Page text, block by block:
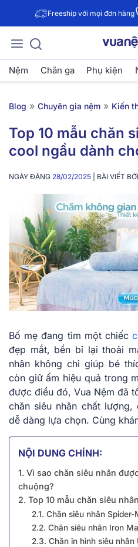
Freeship với mọi đơn hàng
Nệm Chăn ga Phụ kiện
Blog » Chuyên gia nệm » Kiến
Top 10 mẫu chăn
cool ngầu dành
NGÀY ĐĂNG 28/02/2025 | BÀI VIẾT
Bố mẹ đang tìm một chiếc
đẹp mắt, bền bỉ lại thoải
nhân không chỉ giúp bé
còn giữ ấm hiệu quả trong
được điều đó, Vua Nệm đã
chăn siêu nhân chất
dễ dàng lựa chọn. Cùng
NỘI DUNG CHÍNH:
1. Vì sao chăn siêu nhân
chuộng?
2. Top 10 mẫu chăn siêu
2.1. Chăn siêu nhân
2.2. Chăn siêu nhân Iron
2.3. Chăn in hình siêu nhân